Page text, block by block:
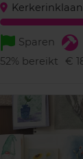
Sparen
52% bereikt €